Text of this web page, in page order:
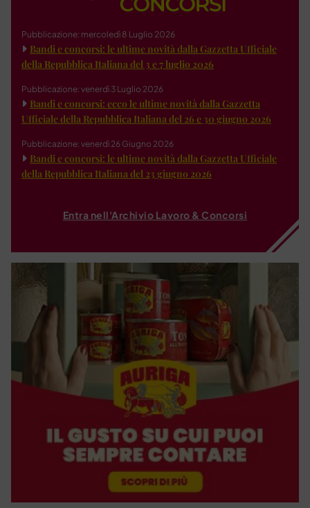
Pubblicazione: mercoledì 8 Luglio 2026
Bandi e concorsi: le ultime novità dalla Gazzetta Ufficiale
della Repubblica Italiana del 3 e 7 luglio 2026
Pubblicazione: venerdì 3 Luglio 2026
Bandi e concorsi: ecco le ultime novità dalla Gazzetta
Ufficiale della Repubblica Italiana del 26 e 30 giugno 2026
Pubblicazione: venerdì 26 Giugno 2026
Bandi e concorsi: le ultime novità dalla Gazzetta Ufficiale
della Repubblica Italiana del 23 giugno 2026
Entra nell'Archivio Lavoro & Concorsi